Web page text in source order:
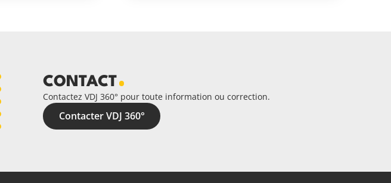
CONTACT
Contactez VDJ 360° pour toute information ou correction.
Contacter VDJ 360°